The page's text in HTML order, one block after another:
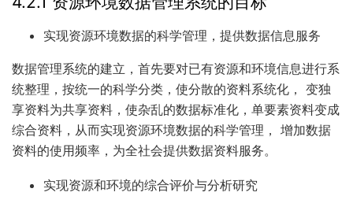
实现资源环境数据的科学管理，提供数据信息服务
数据管理系统的建立，首先要对已有资源和环境信息进行系
统整理，按统一的科学分类，使分散的资料系统化， 变独
享资料为共享资料，使杂乱的数据标准化，单要素资料变成
综合资料，从而实现资源环境数据的科学管理， 增加数据
资料的使用频率，为全社会提供数据资料服务。
实现资源和环境的综合评价与分析研究